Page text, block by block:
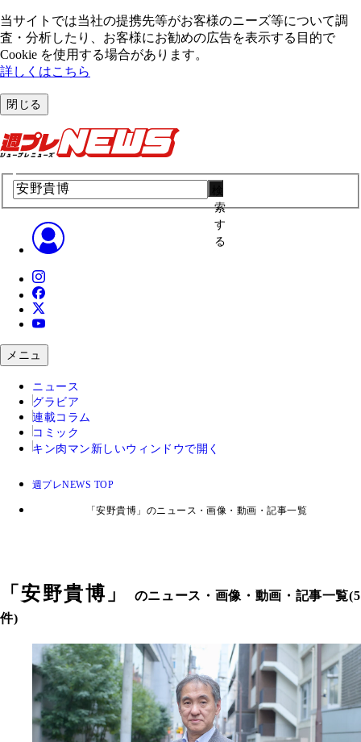
当サイトでは当社の提携先等がお客様のニーズ等について調
査・分析したり、お客様にお勧めの広告を表⽰する⽬的で
Cookie を使⽤する場合があります。
詳しくはこちら
閉じる
索
す
る
メニュ
ニュース
グラビア
連載コラム
コミック
キン肉マン 新しいウィンドウで開く
週プレNEWS TOP
「安野貴博」のニュース・画像・動画・記事一覧
「安野貴博 」
のニュース・画像・動画・記事一覧(5
件)